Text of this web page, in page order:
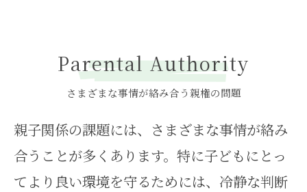
さまざまな事情が絡み合う親権の問題
Parental Authority
親子関係の課題には、さまざまな事情が絡み
合うことが多くあります。特に子どもにとっ
てより良い環境を守るためには、冷静な判断